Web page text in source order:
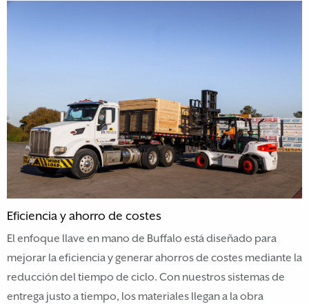
Eficiencia y ahorro de costes
El enfoque llave en mano de Buffalo está diseñado para
mejorar la eficiencia y generar ahorros de costes mediante la
reducción del tiempo de ciclo. Con nuestros sistemas de
entrega justo a tiempo, los materiales llegan a la obra